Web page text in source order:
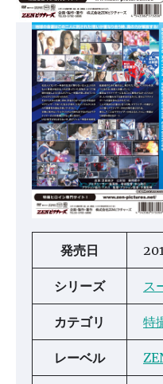
発売日
シリーズ ス
カテゴリ 特
レーベル